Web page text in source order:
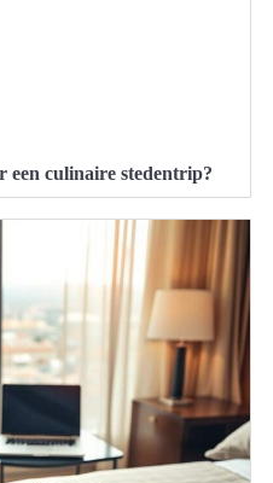
een culinaire stedentrip?